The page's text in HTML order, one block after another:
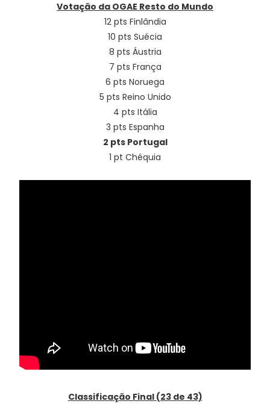
Votação da OGAE Resto do Mundo
12 pts Finlândia
10 pts Suécia
8 pts Áustria
7 pts França
6 pts Noruega
5 pts Reino Unido
4 pts Itália
3 pts Espanha
2 pts Portugal
1 pt Chéquia
Classificação Final (23 de 43)